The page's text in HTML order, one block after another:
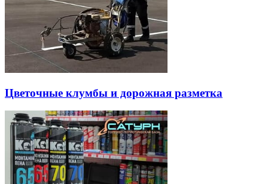
Цветочные клумбы и дорожная разметка